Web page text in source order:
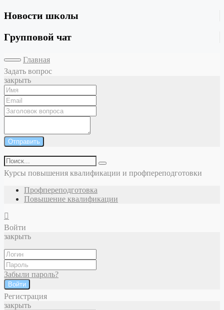
Новости школы
Групповой чат
Главная
Задать вопрос
закрыть
Отправить
Курсы повышения квалификации и профпереподготовки
Профпереподготовка
Повышение квалификации
Войти
закрыть
Забыли пароль?
Войти
Регистрация
закрыть